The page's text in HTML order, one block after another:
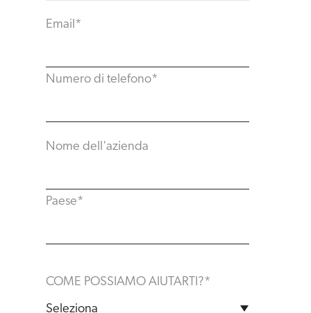
Email*
Numero di telefono*
Nome dell'azienda
Paese*
COME POSSIAMO AIUTARTI?*